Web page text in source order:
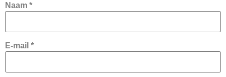
Naam *
E-mail *